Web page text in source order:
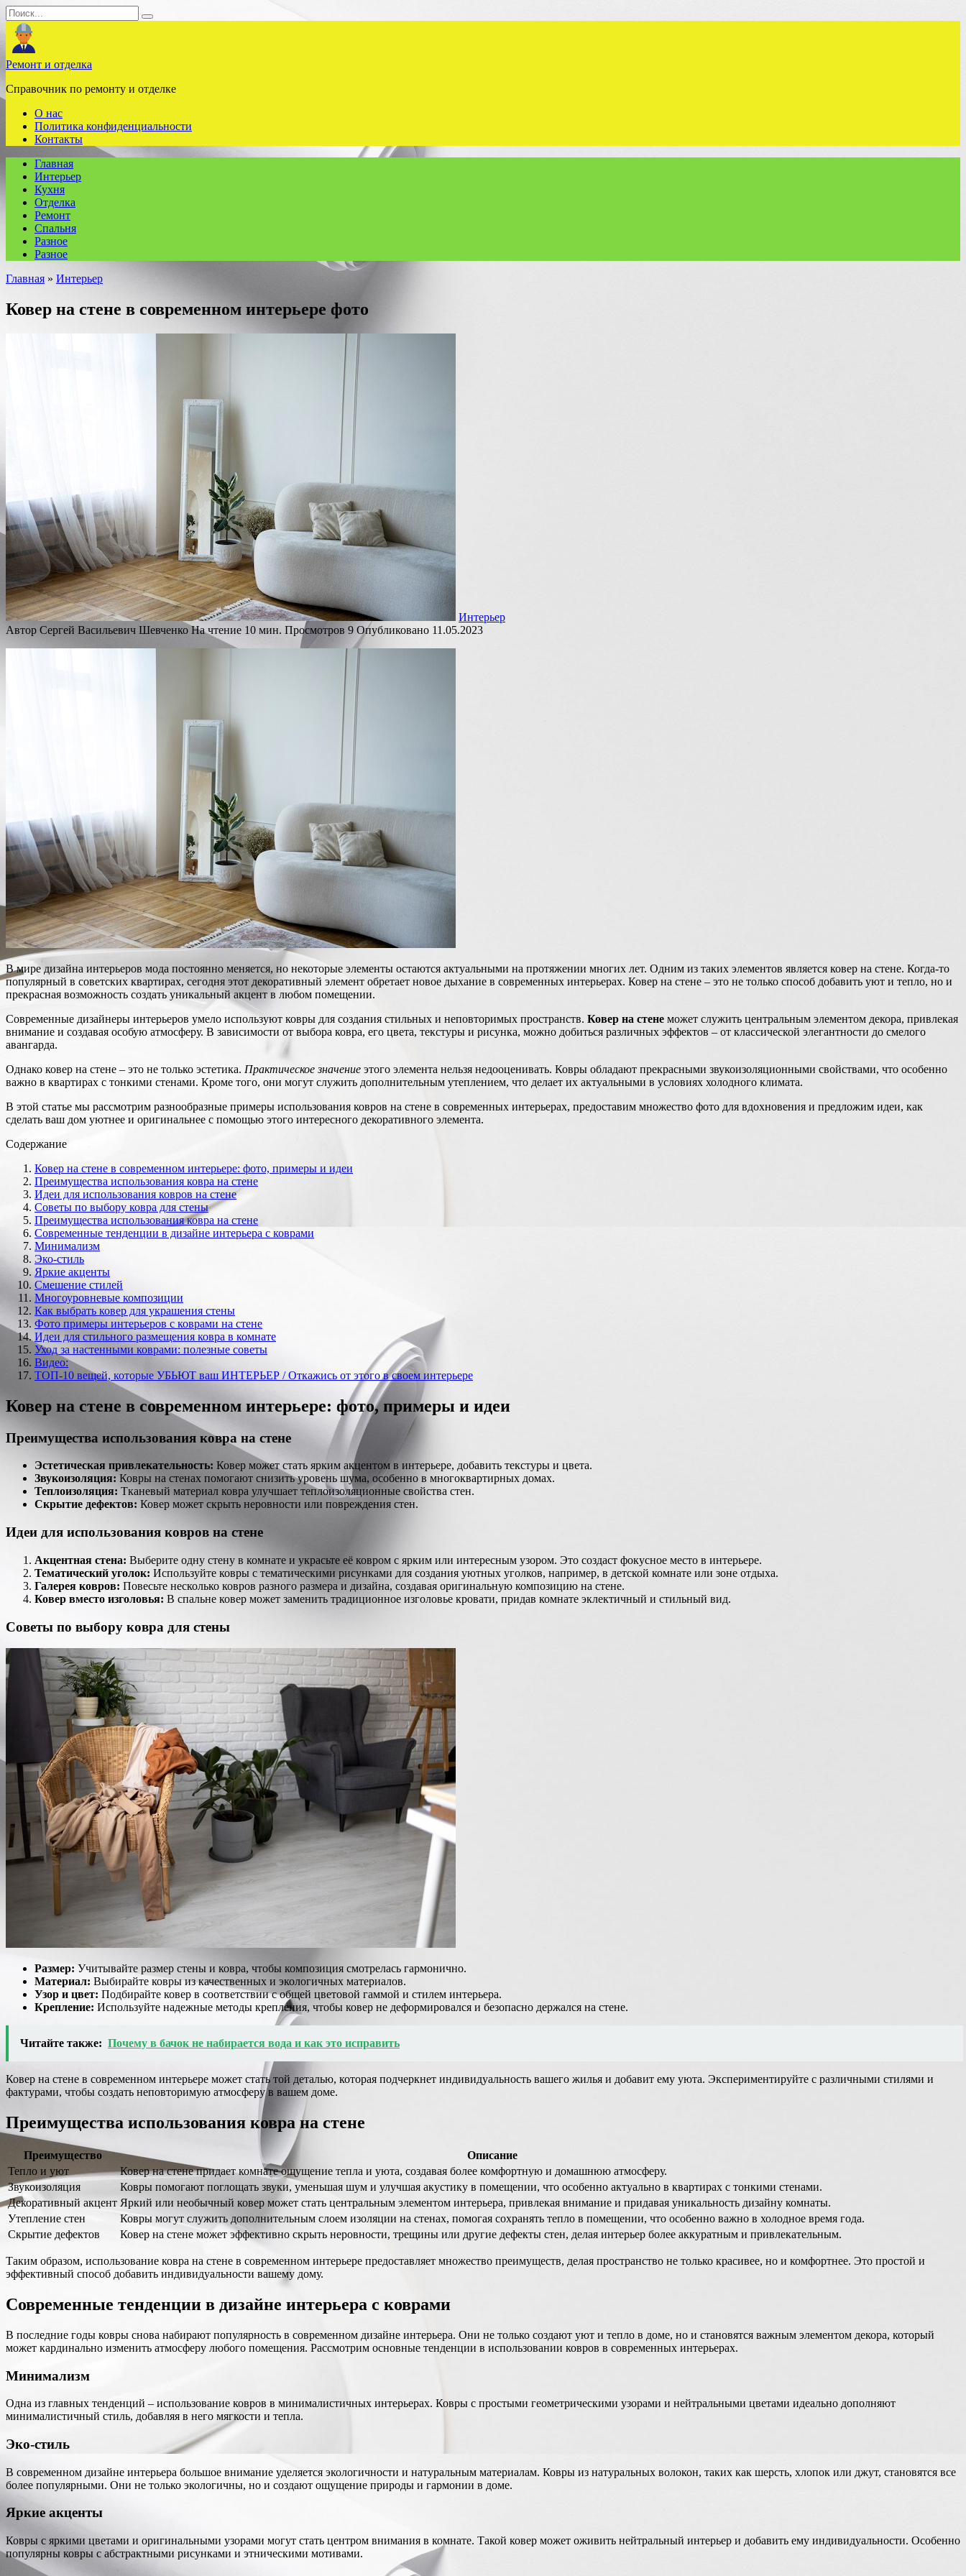
Перейти
к
содержанию
Search
for:
Ремонт и отделка
Справочник по ремонту и отделке
О нас
Политика конфиденциальности
Контакты
Главная
Интерьер
Кухня
Отделка
Ремонт
Спальня
Разное
Разное
Главная » Интерьер
Ковер на стене в современном интерьере фото
Интерьер
Автор Сергей Васильевич Шевченко На чтение 10 мин. Просмотров 9 Опубликовано 11.05.2023
В мире дизайна интерьеров мода постоянно меняется, но некоторые элементы остаются актуальными на протяжении многих лет. Одним из таких элементов является ковер на стене. Когда-то
популярный в советских квартирах, сегодня этот декоративный элемент обретает новое дыхание в современных интерьерах. Ковер на стене – это не только способ добавить уют и тепло, но и
прекрасная возможность создать уникальный акцент в любом помещении.
Современные дизайнеры интерьеров умело используют ковры для создания стильных и неповторимых пространств. Ковер на стене может служить центральным элементом декора, привлекая
внимание и создавая особую атмосферу. В зависимости от выбора ковра, его цвета, текстуры и рисунка, можно добиться различных эффектов – от классической элегантности до смелого
авангарда.
Однако ковер на стене – это не только эстетика. Практическое значение этого элемента нельзя недооценивать. Ковры обладают прекрасными звукоизоляционными свойствами, что особенно
важно в квартирах с тонкими стенами. Кроме того, они могут служить дополнительным утеплением, что делает их актуальными в условиях холодного климата.
В этой статье мы рассмотрим разнообразные примеры использования ковров на стене в современных интерьерах, предоставим множество фото для вдохновения и предложим идеи, как
сделать ваш дом уютнее и оригинальнее с помощью этого интересного декоративного элемента.
Содержание
Ковер на стене в современном интерьере: фото, примеры и идеи
Преимущества использования ковра на стене
Идеи для использования ковров на стене
Советы по выбору ковра для стены
Преимущества использования ковра на стене
Современные тенденции в дизайне интерьера с коврами
Минимализм
Эко-стиль
Яркие акценты
Смешение стилей
Многоуровневые композиции
Как выбрать ковер для украшения стены
Фото примеры интерьеров с коврами на стене
Идеи для стильного размещения ковра в комнате
Уход за настенными коврами: полезные советы
Видео:
ТОП-10 вещей, которые УБЬЮТ ваш ИНТЕРЬЕР / Откажись от этого в своем интерьере
Ковер на стене в современном интерьере: фото, примеры и идеи
Преимущества использования ковра на стене
Эстетическая привлекательность: Ковер может стать ярким акцентом в интерьере, добавить текстуры и цвета.
Звукоизоляция: Ковры на стенах помогают снизить уровень шума, особенно в многоквартирных домах.
Теплоизоляция: Тканевый материал ковра улучшает теплоизоляционные свойства стен.
Скрытие дефектов: Ковер может скрыть неровности или повреждения стен.
Идеи для использования ковров на стене
Акцентная стена: Выберите одну стену в комнате и украсьте её ковром с ярким или интересным узором. Это создаст фокусное место в интерьере.
Тематический уголок: Используйте ковры с тематическими рисунками для создания уютных уголков, например, в детской комнате или зоне отдыха.
Галерея ковров: Повесьте несколько ковров разного размера и дизайна, создавая оригинальную композицию на стене.
Ковер вместо изголовья: В спальне ковер может заменить традиционное изголовье кровати, придав комнате эклектичный и стильный вид.
Советы по выбору ковра для стены
Размер: Учитывайте размер стены и ковра, чтобы композиция смотрелась гармонично.
Материал: Выбирайте ковры из качественных и экологичных материалов.
Узор и цвет: Подбирайте ковер в соответствии с общей цветовой гаммой и стилем интерьера.
Крепление: Используйте надежные методы крепления, чтобы ковер не деформировался и безопасно держался на стене.
Читайте также: Почему в бачок не набирается вода и как это исправить
Ковер на стене в современном интерьере может стать той деталью, которая подчеркнет индивидуальность вашего жилья и добавит ему уюта. Экспериментируйте с различными стилями и
фактурами, чтобы создать неповторимую атмосферу в вашем доме.
Преимущества использования ковра на стене
Преимущество
Описание
Тепло и уют
Ковер на стене придает комнате ощущение тепла и уюта, создавая более комфортную и домашнюю атмосферу.
Звукоизоляция
Ковры помогают поглощать звуки, уменьшая шум и улучшая акустику в помещении, что особенно актуально в квартирах с тонкими стенами.
Декоративный акцент Яркий или необычный ковер может стать центральным элементом интерьера, привлекая внимание и придавая уникальность дизайну комнаты.
Утепление стен
Ковры могут служить дополнительным слоем изоляции на стенах, помогая сохранять тепло в помещении, что особенно важно в холодное время года.
Скрытие дефектов
Ковер на стене может эффективно скрыть неровности, трещины или другие дефекты стен, делая интерьер более аккуратным и привлекательным.
Таким образом, использование ковра на стене в современном интерьере предоставляет множество преимуществ, делая пространство не только красивее, но и комфортнее. Это простой и
эффективный способ добавить индивидуальности вашему дому.
Современные тенденции в дизайне интерьера с коврами
В последние годы ковры снова набирают популярность в современном дизайне интерьера. Они не только создают уют и тепло в доме, но и становятся важным элементом декора, который
может кардинально изменить атмосферу любого помещения. Рассмотрим основные тенденции в использовании ковров в современных интерьерах.
Минимализм
Одна из главных тенденций – использование ковров в минималистичных интерьерах. Ковры с простыми геометрическими узорами и нейтральными цветами идеально дополняют
минималистичный стиль, добавляя в него мягкости и тепла.
Эко-стиль
В современном дизайне интерьера большое внимание уделяется экологичности и натуральным материалам. Ковры из натуральных волокон, таких как шерсть, хлопок или джут, становятся все
более популярными. Они не только экологичны, но и создают ощущение природы и гармонии в доме.
Яркие акценты
Ковры с яркими цветами и оригинальными узорами могут стать центром внимания в комнате. Такой ковер может оживить нейтральный интерьер и добавить ему индивидуальности. Особенно
популярны ковры с абстрактными рисунками и этническими мотивами.